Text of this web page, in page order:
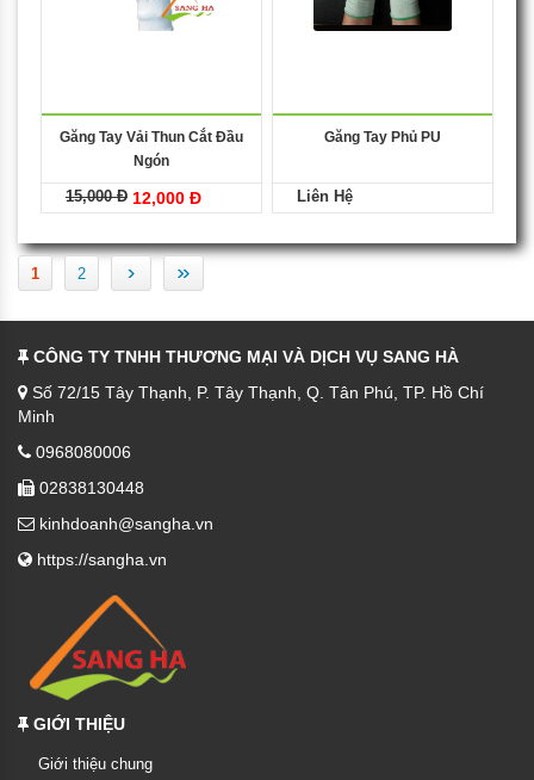
Găng Tay Vải Thun Cắt Đầu
Ngón
15,000 Đ 12,000 Đ
Găng Tay Phủ PU
Liên Hệ
1 2 › »
CÔNG TY TNHH THƯƠNG MẠI VÀ DỊCH VỤ SANG HÀ
Số 72/15 Tây Thạnh, P. Tây Thạnh, Q. Tân Phú, TP. Hồ Chí
Minh
0968080006
02838130448
kinhdoanh@sangha.vn
https://sangha.vn
GIỚI THIỆU
Giới thiệu chung